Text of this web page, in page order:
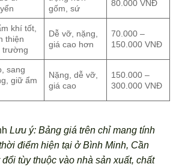
gốm, sứ
80.000 VNĐ
khí tốt,
thiện
trường
Dễ vỡ, nặng,
giá cao hơn
70.000 –
150.000 VNĐ
sang
giữ ẩm
Nặng, dễ vỡ,
giá cao
150.000 –
300.000 VNĐ
Lưu ý: Bảng giá trên chỉ mang tính
điểm hiện tại ở Bình Minh, Cần
tùy thuộc vào nhà sản xuất, chất